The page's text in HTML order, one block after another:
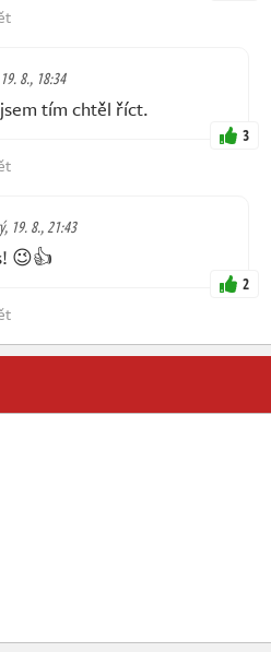
8., 18:34
tím chtěl říct.
3
19. 8., 21:43
😉👍
2